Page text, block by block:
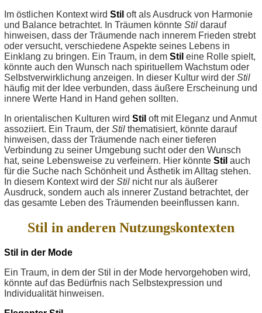
Im östlichen Kontext wird Stil oft als Ausdruck von Harmonie
und Balance betrachtet. In Träumen könnte Stil darauf
hinweisen, dass der Träumende nach innerem Frieden strebt
oder versucht, verschiedene Aspekte seines Lebens in
Einklang zu bringen. Ein Traum, in dem Stil eine Rolle spielt,
könnte auch den Wunsch nach spirituellem Wachstum oder
Selbstverwirklichung anzeigen. In dieser Kultur wird der Stil
häufig mit der Idee verbunden, dass äußere Erscheinung und
innere Werte Hand in Hand gehen sollten.
In orientalischen Kulturen wird Stil oft mit Eleganz und Anmut
assoziiert. Ein Traum, der Stil thematisiert, könnte darauf
hinweisen, dass der Träumende nach einer tieferen
Verbindung zu seiner Umgebung sucht oder den Wunsch
hat, seine Lebensweise zu verfeinern. Hier könnte Stil auch
für die Suche nach Schönheit und Ästhetik im Alltag stehen.
In diesem Kontext wird der Stil nicht nur als äußerer
Ausdruck, sondern auch als innerer Zustand betrachtet, der
das gesamte Leben des Träumenden beeinflussen kann.
Stil in anderen Nutzungskontexten
Stil in der Mode
Ein Traum, in dem der Stil in der Mode hervorgehoben wird,
könnte auf das Bedürfnis nach Selbstexpression und
Individualität hinweisen.